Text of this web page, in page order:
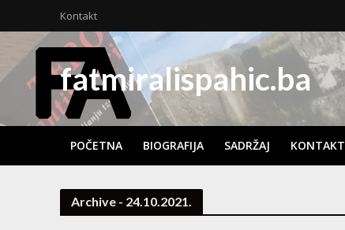
Kontakt
fatmiralispahic.ba
POČETNA BIOGRAFIJA SADRŽAJ KONTAKT
Archive - 24.10.2021.